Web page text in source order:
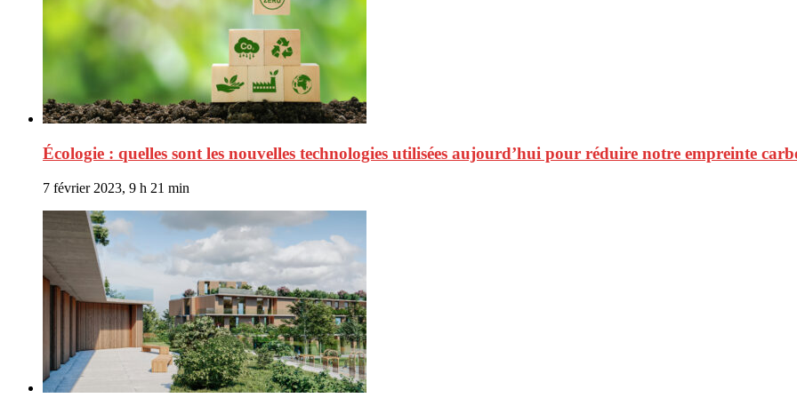
Écologie : quelles sont les nouvelles technologies utilisées aujourd’hui pour réduire notre empreinte
7 février 2023, 9 h 21 min